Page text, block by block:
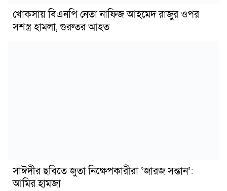
খোকসায় বিএনপি নেতা নাফিজ আহমেদ রাজুর ওপর
সশস্ত্র হামলা, গুরুতর আহত
সাঈদীর ছবিতে জুতা নিক্ষেপকারীরা ‘জারজ সন্তান’:
আমির হামজা